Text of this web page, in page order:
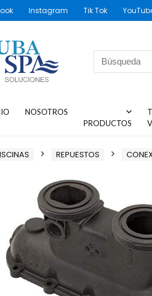
Instagram Tik Tok
NOSOTROS
PRODUCTOS
REPUESTOS